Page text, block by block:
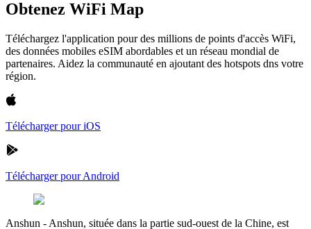
Obtenez WiFi Map
Téléchargez l'application pour des millions de points d'accès WiFi,
des données mobiles eSIM abordables et un réseau mondial de
partenaires. Aidez la communauté en ajoutant des hotspots dns votre
région.
Télécharger pour iOS
Télécharger pour Android
Anshun - Anshun, située dans la partie sud-ouest de la Chine, est